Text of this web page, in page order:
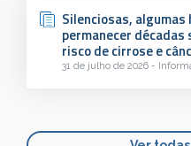
Silenciosas,
permanecer
risco de cirrose e
31 de julho de 2026 -